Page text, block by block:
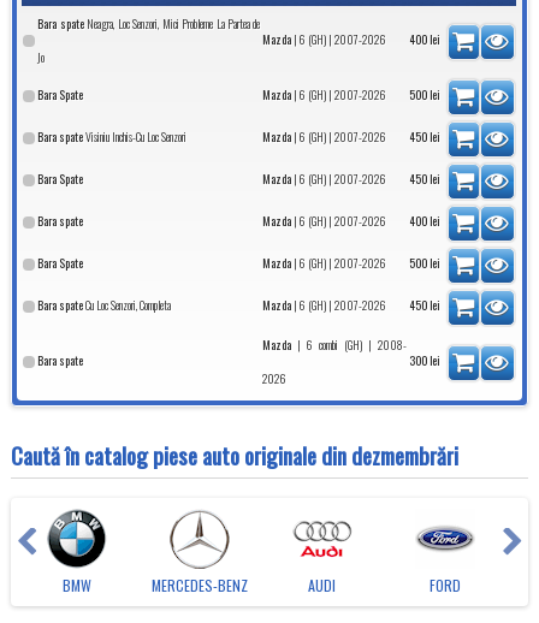
Bara spateNeagra, Loc Senzori, Mici Probleme La Partea de
Jo
Mazda |6 (GH) | 2007-2026 400 lei
Bara Spate Mazda |6 (GH) | 2007-2026 500 lei
Bara spateVisiniu Inchis-Cu Loc Senzori Mazda |6 (GH) | 2007-2026 450 lei
Bara Spate Mazda |6 (GH) | 2007-2026 450 lei
Bara spate Mazda |6 (GH) | 2007-2026 400 lei
Bara Spate Mazda |6 (GH) | 2007-2026 500 lei
Bara spateCu Loc Senzori, Completa Mazda |6 (GH) | 2007-2026 450 lei
Bara spate
Mazda |6 combi (GH) | 2008-
2026
300 lei
Caută în catalog piese auto originale din dezmembrări
BMW MERCEDES-BENZ AUDI FORD